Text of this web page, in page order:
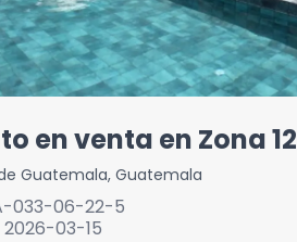
en venta en Zona
Guatemala, Guatemala
033-06-22-5
2026-03-15